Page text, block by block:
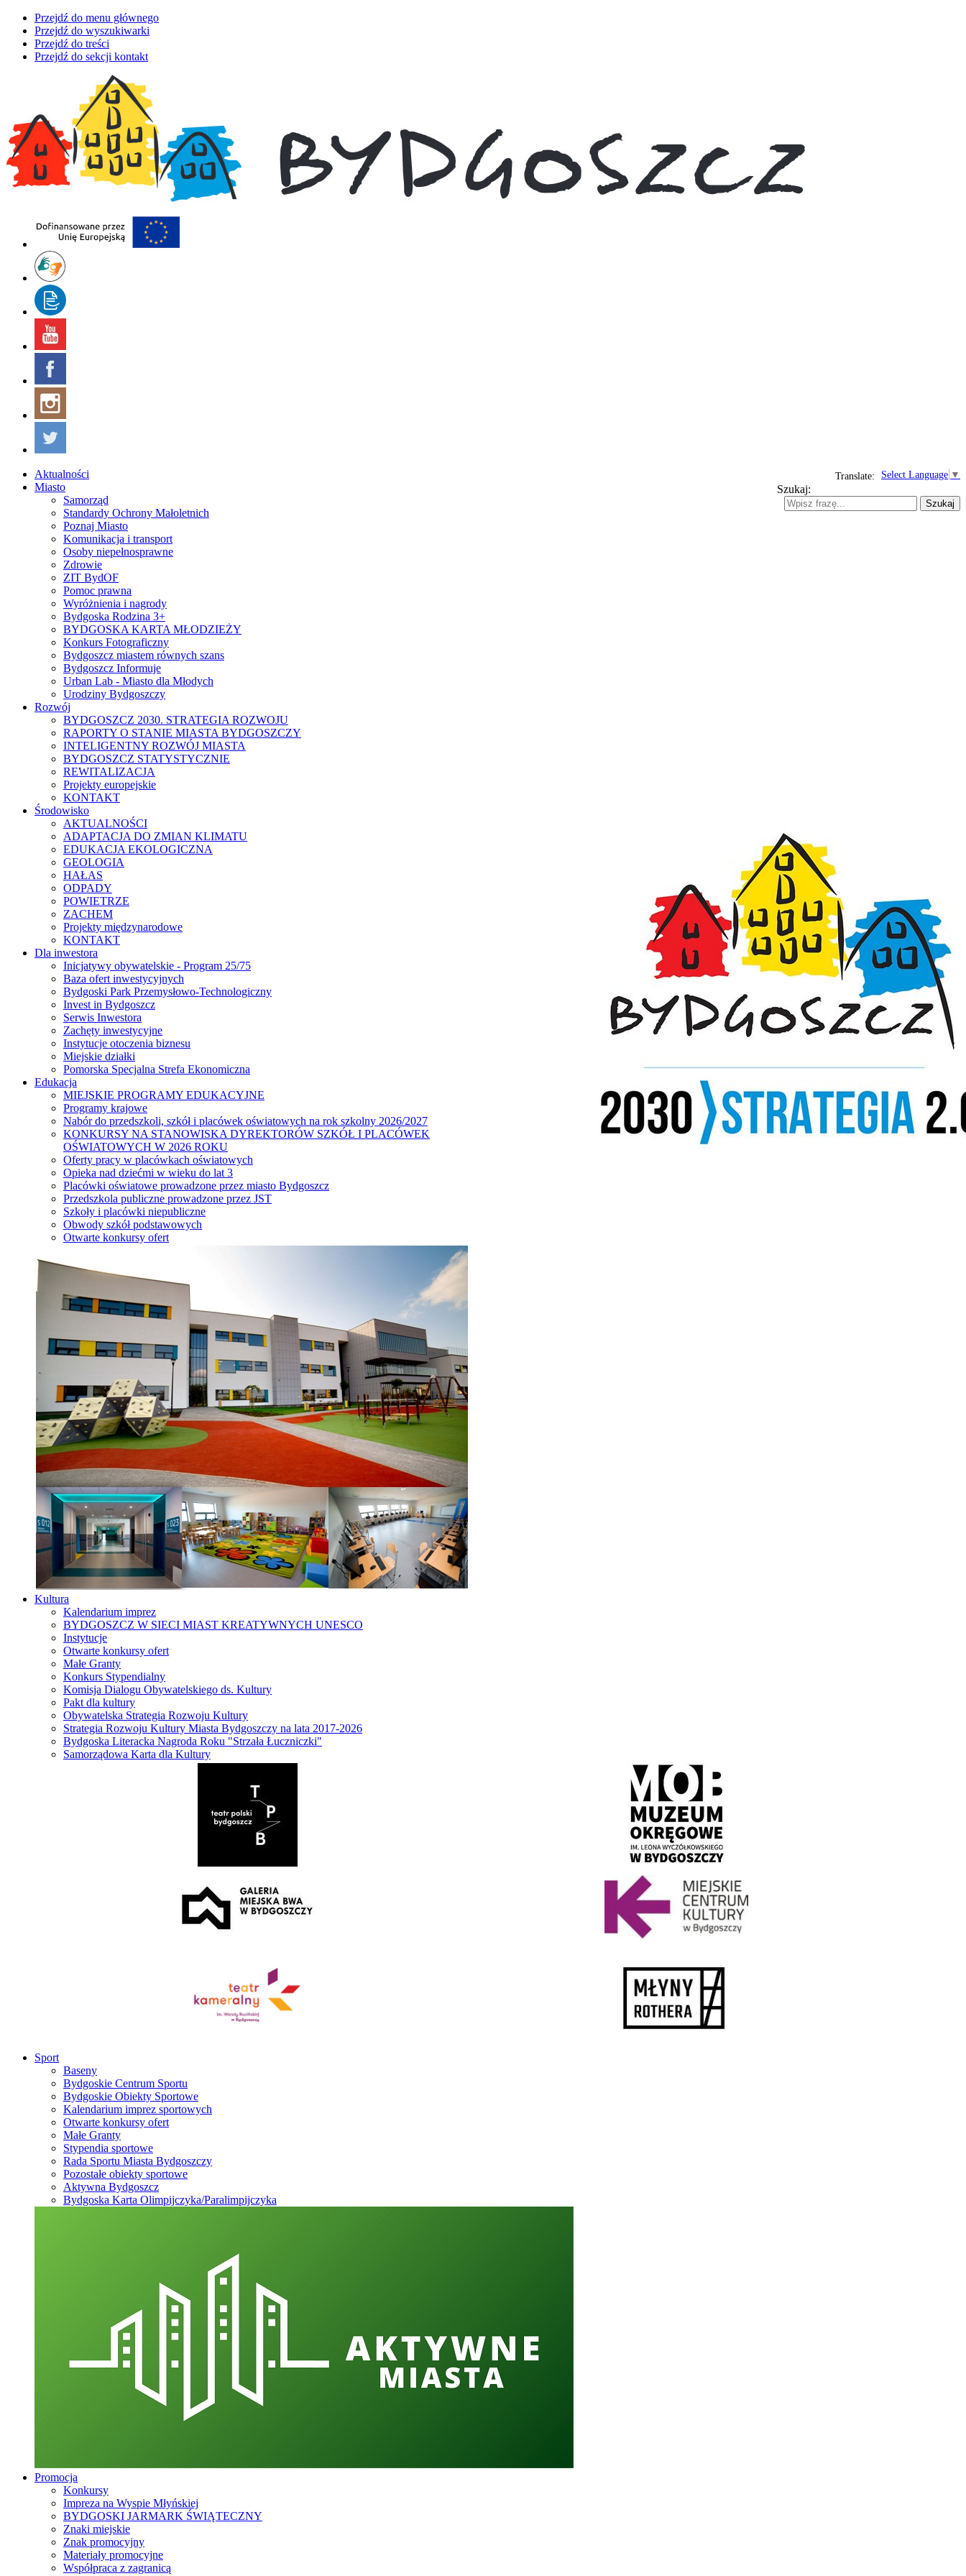
Przejdź do menu głównego
Przejdź do wyszukiwarki
Przejdź do treści
Przejdź do sekcji kontakt
Select Language ▼
Translate:
Szukaj:
Szukaj
Aktualności
Miasto
Samorząd
Standardy Ochrony Małoletnich
Poznaj Miasto
Komunikacja i transport
Osoby niepełnosprawne
Zdrowie
ZIT BydOF
Pomoc prawna
Wyróżnienia i nagrody
Bydgoska Rodzina 3+
BYDGOSKA KARTA MŁODZIEŻY
Konkurs Fotograficzny
Bydgoszcz miastem równych szans
Bydgoszcz Informuje
Urban Lab - Miasto dla Młodych
Urodziny Bydgoszczy
Rozwój
BYDGOSZCZ 2030. STRATEGIA ROZWOJU
RAPORTY O STANIE MIASTA BYDGOSZCZY
INTELIGENTNY ROZWÓJ MIASTA
BYDGOSZCZ STATYSTYCZNIE
REWITALIZACJA
Projekty europejskie
KONTAKT
Środowisko
AKTUALNOŚCI
ADAPTACJA DO ZMIAN KLIMATU
EDUKACJA EKOLOGICZNA
GEOLOGIA
HAŁAS
ODPADY
POWIETRZE
ZACHEM
Projekty międzynarodowe
KONTAKT
Dla inwestora
Inicjatywy obywatelskie - Program 25/75
Baza ofert inwestycyjnych
Bydgoski Park Przemysłowo-Technologiczny
Invest in Bydgoszcz
Serwis Inwestora
Zachęty inwestycyjne
Instytucje otoczenia biznesu
Miejskie działki
Pomorska Specjalna Strefa Ekonomiczna
Edukacja
MIEJSKIE PROGRAMY EDUKACYJNE
Programy krajowe
Nabór do przedszkoli, szkół i placówek oświatowych na rok szkolny 2026/2027
KONKURSY NA STANOWISKA DYREKTORÓW SZKÓŁ I PLACÓWEK
OŚWIATOWYCH W 2026 ROKU
Oferty pracy w placówkach oświatowych
Opieka nad dziećmi w wieku do lat 3
Placówki oświatowe prowadzone przez miasto Bydgoszcz
Przedszkola publiczne prowadzone przez JST
Szkoły i placówki niepubliczne
Obwody szkół podstawowych
Otwarte konkursy ofert
Kultura
Kalendarium imprez
BYDGOSZCZ W SIECI MIAST KREATYWNYCH UNESCO
Instytucje
Otwarte konkursy ofert
Małe Granty
Konkurs Stypendialny
Komisja Dialogu Obywatelskiego ds. Kultury
Pakt dla kultury
Obywatelska Strategia Rozwoju Kultury
Strategia Rozwoju Kultury Miasta Bydgoszczy na lata 2017-2026
Bydgoska Literacka Nagroda Roku "Strzała Łuczniczki"
Samorządowa Karta dla Kultury
Sport
Baseny
Bydgoskie Centrum Sportu
Bydgoskie Obiekty Sportowe
Kalendarium imprez sportowych
Otwarte konkursy ofert
Małe Granty
Stypendia sportowe
Rada Sportu Miasta Bydgoszczy
Pozostałe obiekty sportowe
Aktywna Bydgoszcz
Bydgoska Karta Olimpijczyka/Paralimpijczyka
Promocja
Konkursy
Impreza na Wyspie Młyńskiej
BYDGOSKI JARMARK ŚWIĄTECZNY
Znaki miejskie
Znak promocyjny
Materiały promocyjne
Współpraca z zagranicą